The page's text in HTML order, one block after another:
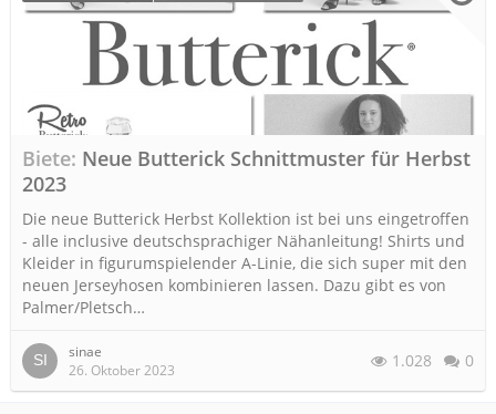
Biete Neue Butterick Schnittmuster für Herbst
2023
Die neue Butterick Herbst Kollektion ist bei uns eingetroffen
- alle inclusive deutschsprachiger Nähanleitung! Shirts und
Kleider in figurumspielender A-Linie, die sich super mit den
neuen Jerseyhosen kombinieren lassen. Dazu gibt es von
Palmer/Pletsch…
sinae
26. Oktober 2023
1.028 0